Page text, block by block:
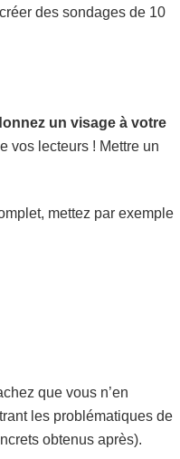
des sondages de 10
un visage à votre
vos lecteurs ! Mettre un
mettez par exemple
que vous n’en
les problématiques de
obtenus après).